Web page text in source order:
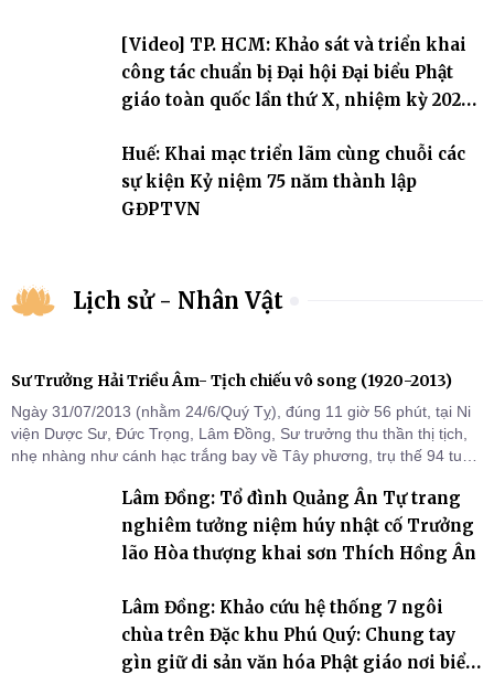
[Video] TP. HCM: Khảo sát và triển khai
công tác chuẩn bị Đại hội Đại biểu Phật
giáo toàn quốc lần thứ X, nhiệm kỳ 2026-
Huế: Khai mạc triển lãm cùng chuỗi các
sự kiện Kỷ niệm 75 năm thành lập
GĐPTVN
Lịch sử - Nhân Vật
Sư Trưởng Hải Triều Âm- Tịch chiếu vô song (1920-2013)
Ngày 31/07/2013 (nhằm 24/6/Quý Tỵ), đúng 11 giờ 56 phút, tại Ni
viện Dược Sư, Đức Trọng, Lâm Đồng, Sư trưởng thu thần thị tịch,
nhẹ nhàng như cánh hạc trắng bay về Tây phương, trụ thế 94 tuổi
Lâm Đồng: Tổ đình Quảng Ân Tự trang
nghiêm tưởng niệm húy nhật cố Trưởng
lão Hòa thượng khai sơn Thích Hồng Ân
Lâm Đồng: Khảo cứu hệ thống 7 ngôi
chùa trên Đặc khu Phú Quý: Chung tay
gìn giữ di sản văn hóa Phật giáo nơi biển